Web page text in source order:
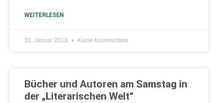
WEITERLESEN
31. Januar 2013 Keine Kommentare
Bücher und Autoren am Samstag in
der „Literarischen Welt“